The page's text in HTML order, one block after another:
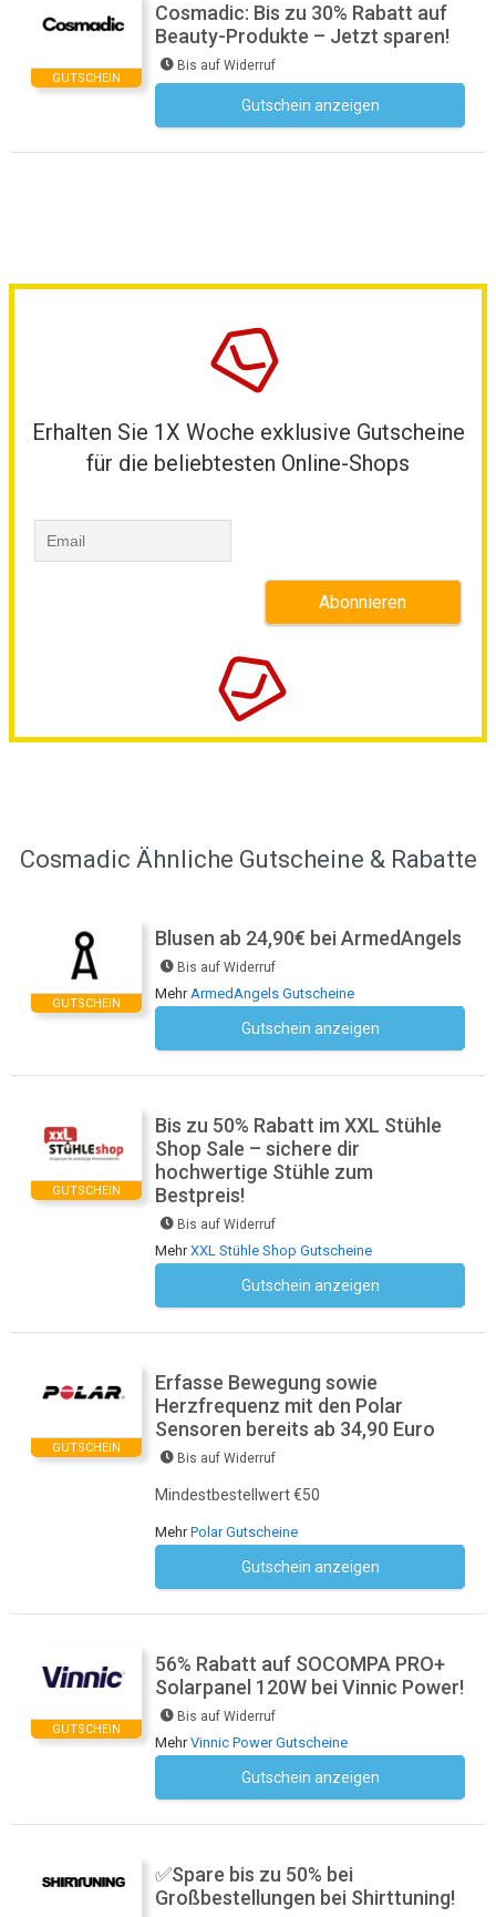
GUTSCHEIN
Cosmadic: Bis zu 30% Rabatt auf
Beauty-Produkte – Jetzt sparen!
Bis auf Widerruf
Gutschein anzeigen
Erhalten Sie 1X Woche exklusive Gutscheine
für die beliebtesten Online-Shops
Cosmadic Ähnliche Gutscheine & Rabatte
GUTSCHEIN
Blusen ab 24,90€ bei ArmedAngels
Bis auf Widerruf
MehrArmedAngels Gutscheine
Gutschein anzeigen
GUTSCHEIN
Bis zu 50% Rabatt im XXL Stühle
Shop Sale – sichere dir
hochwertige Stühle zum
Bestpreis!
Bis auf Widerruf
MehrXXL Stühle Shop Gutscheine
Gutschein anzeigen
GUTSCHEIN
Erfasse Bewegung sowie
Herzfrequenz mit den Polar
Sensoren bereits ab 34,90 Euro
Bis auf Widerruf
Mindestbestellwert €50
MehrPolar Gutscheine
Gutschein anzeigen
GUTSCHEIN
56% Rabatt auf SOCOMPA PRO+
Solarpanel 120W bei Vinnic Power!
Bis auf Widerruf
MehrVinnic Power Gutscheine
Gutschein anzeigen
✅Spare bis zu 50% bei
Großbestellungen bei Shirttuning!